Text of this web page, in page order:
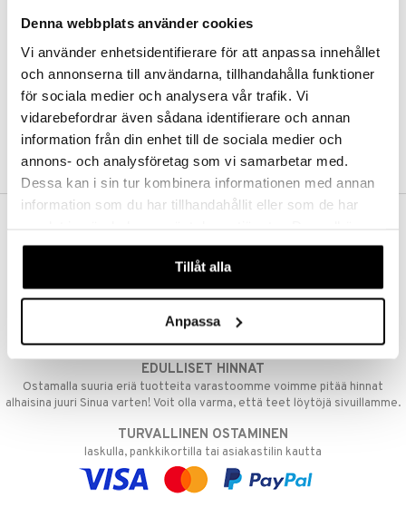
Denna webbplats använder cookies
Vi använder enhetsidentifierare för att anpassa innehållet
och annonserna till användarna, tillhandahålla funktioner
för sociala medier och analysera vår trafik. Vi
vidarebefordrar även sådana identifierare och annan
information från din enhet till de sociala medier och
annons- och analysföretag som vi samarbetar med.
Dessa kan i sin tur kombinera informationen med annan
information som du har tillhandahållit eller som de har
våra cookies vid fortsatt användande av vår webbplats.
Tillåt alla
Anpassa
Kestotilaus
Arvostele tuotteita
Toivelistat
LUO ASIAKAS
Aina maksuton vaihtoehto, huolimatta siitä ostatko yksittäisen
tuotteen tai koko tilauksellesi joka ylittää 50 €.
NOPEAT TOIMITUKSET
Ennen kello 13.00 tehdyt tilaukset lähetetään normaalisti samana
EDULLISET HINNAT
Ostamalla suuria eriä tuotteita varastoomme voimme pitää hinnat
alhaisina juuri Sinua varten! Voit olla varma, että teet löytöjä sivuillamme.
TURVALLINEN OSTAMINEN
laskulla, pankkikortilla tai asiakastilin kautta